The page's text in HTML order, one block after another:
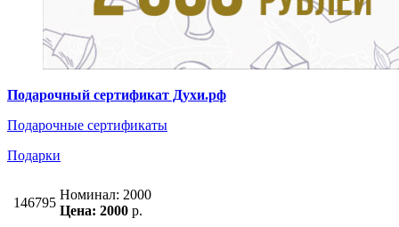
Подарочный сертификат Духи.рф
Подарочные сертификаты
Подарки
146795
Номинал: 2000
Цена: 2000 р.